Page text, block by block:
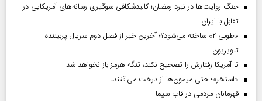
جنگ روایت‌ها در نبرد رمضان؛ کالبدشکافی سوگیری رسانه‌های آمریکایی در
تقابل با ایران
«طوبی ۲» ساخته می‌شود؟؛ آخرین خبر از فصل دوم سریال پربیننده
تلویزیون
تا آمریکا رفتارش را تصحیح نکند، تنگه هرمز باز نخواهد شد
«استخر»‌‌؛ حتی میمون‌ها از درخت می‌افتند!
قهرمانان مردمی در قاب سیما